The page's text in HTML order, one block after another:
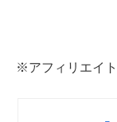
※アフィリエイ